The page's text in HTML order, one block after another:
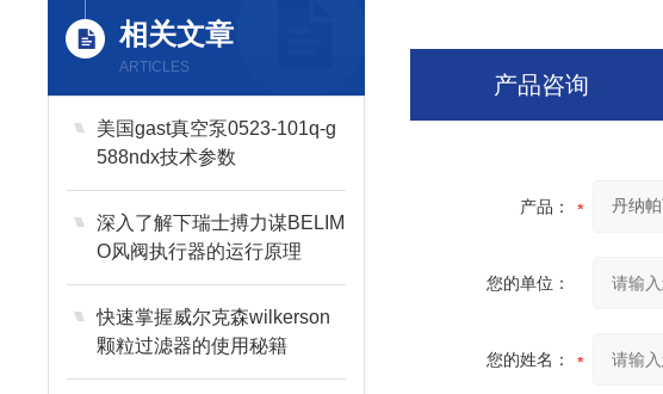
相关文章
ARTICLES
美国gast真空泵0523-101q-g
588ndx技术参数
深入了解下瑞士搏力谋BELIM
O风阀执行器的运行原理
快速掌握威尔克森wilkerson
颗粒过滤器的使用秘籍
产品咨询
产品：
您的单位：
您的姓名：